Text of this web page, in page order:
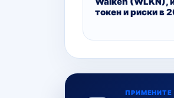
токен и риски в
ПРИМЕНИТЕ